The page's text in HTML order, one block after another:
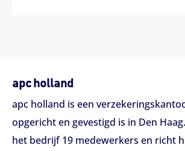
apc holland
apc holland is een
opgericht en gevestigd is in Den
het bedrijf 19 medewerkers en richt